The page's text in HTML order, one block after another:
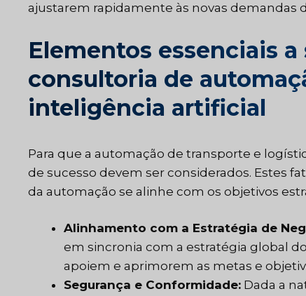
ajustarem rapidamente às novas demandas
Elementos essenciais
consultoria de
inteligência artificial
Para que a automação de transporte e
de sucesso devem ser considerados. Estes
da automação se alinhe com os objetivos
Alinhamento com a Estratégia de
em sincronia com a estratégia global
apoiem e aprimorem as metas e
Segurança e Conformidade: Dada a